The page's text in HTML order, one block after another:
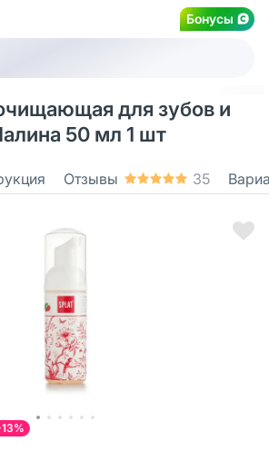
Бонусы
для зубов и
50 мл 1 шт
Отзывы 35